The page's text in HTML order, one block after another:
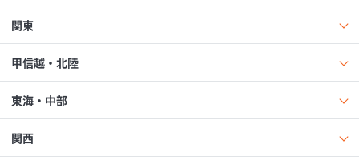
関東
甲信越・北陸
東海・中部
関西